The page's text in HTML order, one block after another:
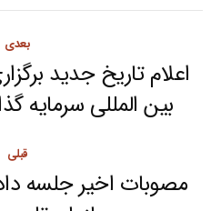
Post
navigation
قبلی
مصوبات اخیر جلسه
بعدی
اعلام تاریخ جدید
بین المللی سرمایه